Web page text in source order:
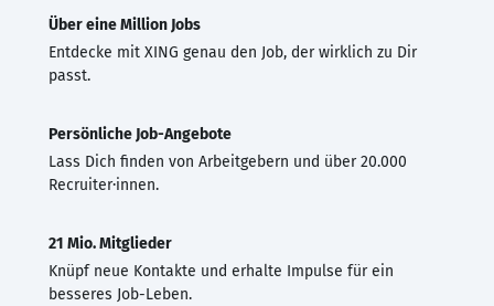
Über eine Million Jobs
Entdecke mit XING genau den Job, der wirklich zu Dir
passt.
Persönliche Job-Angebote
Lass Dich finden von Arbeitgebern und über 20.000
Recruiter·innen.
21 Mio. Mitglieder
Knüpf neue Kontakte und erhalte Impulse für ein
besseres Job-Leben.